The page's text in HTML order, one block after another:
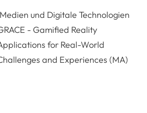
Medien und Digitale Technologien
- Gamified Reality
for Real-World
and Experiences (MA)